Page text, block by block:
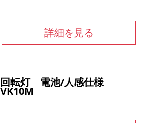
詳細を見る
回転灯 電池/人感仕様
VK10M